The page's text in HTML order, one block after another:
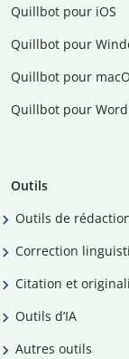
Quillbot pour iOS
Quillbot pour
Quillbot pour
Quillbot pour Word
Outils
Outils de
Correction
Citation et
Outils d’IA
Autres outils